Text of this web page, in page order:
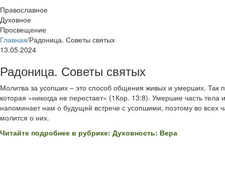
Православное
Духовное
Просвещение
Главная/Радоница. Советы святых
13.05.2024
Радоница. Советы святых
Молитва за усопших – это способ общения живых и умерших. Так
которая «никогда не перестает» (1Кор. 13:8). Умершие часть тела
напоминает нам о будущей встрече с усопшими, поэтому во всех
молится о них.
Читайте подробнее в рубрике: Духовность: Вера